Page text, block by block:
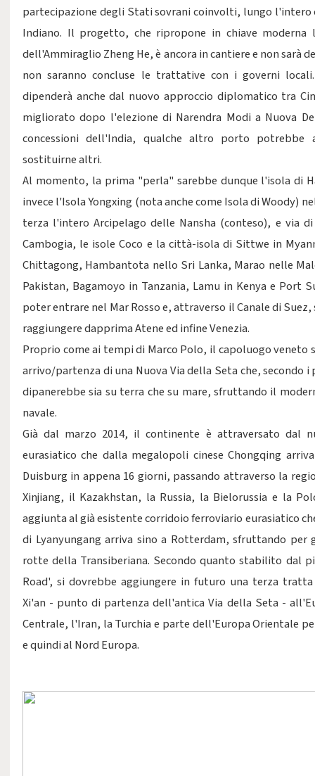
partecipazione degli Stati sovrani coinvolti, lungo l'intero
Indiano. Il progetto, che ripropone in chiave moderna
dell'Ammiraglio Zheng He, è ancora in cantiere e non sarà
non saranno concluse le trattative con i governi
dipenderà anche dal nuovo approccio diplomatico tra
migliorato dopo l'elezione di Narendra Modi a Nuova
concessioni dell'India, qualche altro porto potrebbe
sostituirne altri.
Al momento, la prima "perla" sarebbe dunque l'isola di
invece l'Isola Yongxing (nota anche come Isola di Woody)
terza l'intero Arcipelago delle Nansha (conteso), e via
Cambogia, le isole Coco e la città-isola di Sittwe in
Chittagong, Hambantota nello Sri Lanka, Marao nelle
Pakistan, Bagamoyo in Tanzania, Lamu in Kenya e Port
poter entrare nel Mar Rosso e, attraverso il Canale di
raggiungere dapprima Atene ed infine Venezia.
Proprio come ai tempi di Marco Polo, il capoluogo veneto
arrivo/partenza di una Nuova Via della Seta che, secondo i
dipanerebbe sia su terra che su mare, sfruttando il
navale.
Già dal marzo 2014, il continente è attraversato dal
eurasiatico che dalla megalopoli cinese Chongqing
Duisburg in appena 16 giorni, passando attraverso la
Xinjiang, il Kazakhstan, la Russia, la Bielorussia e la
aggiunta al già esistente corridoio ferroviario eurasiatico
di Lyanyungang arriva sino a Rotterdam, sfruttando per
rotte della Transiberiana. Secondo quanto stabilito dal
Road', si dovrebbe aggiungere in futuro una terza
Xi'an - punto di partenza dell'antica Via della Seta -
Centrale, l'Iran, la Turchia e parte dell'Europa Orientale
e quindi al Nord Europa.